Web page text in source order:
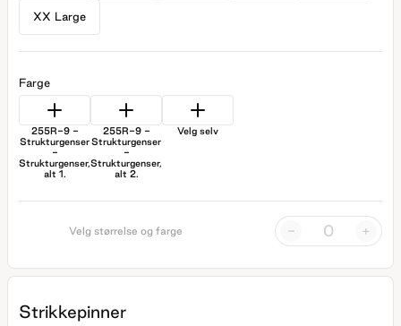
XX Large
Farge
255R-9 -
Strukturgenser
-
Strukturgenser,
alt 1.
255R-9 -
Strukturgenser
-
Strukturgenser,
alt 2.
Velg selv
Velg størrelse og farge - +
Strikkepinner